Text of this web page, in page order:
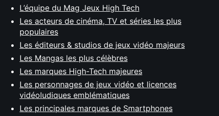
L’équipe du Mag Jeux High Tech
Les acteurs de cinéma, TV et séries les plus
populaires
Les éditeurs & studios de jeux vidéo majeurs
Les Mangas les plus célèbres
Les marques High-Tech majeures
Les personnages de jeux vidéo et licences
vidéoludiques emblématiques
Les principales marques de Smartphones